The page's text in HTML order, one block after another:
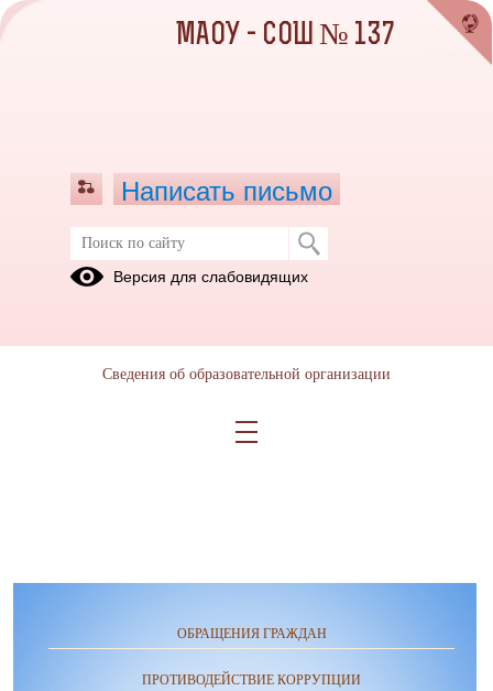
Итоговое сочинение (изложение)
ОБРАЩЕНИЯ ГРАЖДАН
ПРОТИВОДЕЙСТВИЕ КОРРУПЦИИ
МАОУ - СОШ № 137
Написать письмо
Версия для слабовидящих
Сведения об образовательной организации